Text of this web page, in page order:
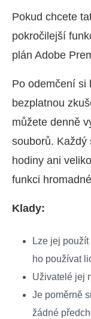
Pokud chcete
pokročilejší
plán Adobe
Po odemčení si
bezplatnou
můžete denně
souborů. Každý
hodiny ani
funkci
Klady:
Lze jej
ho používat
Uživatelé jej
Je poměrně
žádné